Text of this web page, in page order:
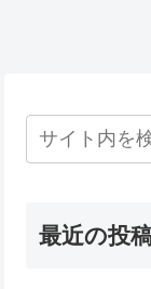
最近の投